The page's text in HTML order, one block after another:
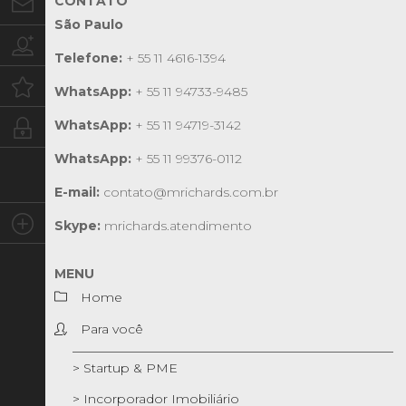
Contato
Oportunidades
Intranet
Social
São Paulo
Telefone: + 55 11 4616-1394
WhatsApp: + 55 11 94733-9485
WhatsApp: + 55 11 94719-3142
WhatsApp: + 55 11 99376-0112
E-mail: contato@mrichards.com.br
Skype: mrichards.atendimento
MENU
Home
Para você
> Startup & PME
> Incorporador Imobiliário